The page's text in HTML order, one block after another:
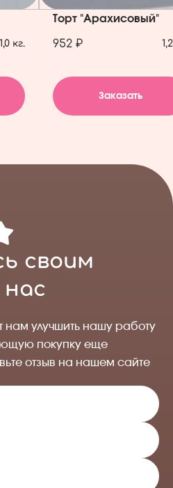
1,0 кг.
Торт "Арахисовый"
952 ₽
Заказать
своим
улучшить нашу работу
покупку еще
отзыв на нашем сайте